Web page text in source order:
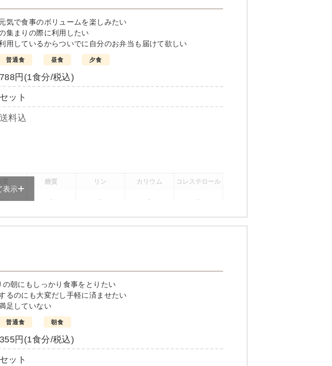
気で食事のボリュームを楽しみたい
集まりの際に利用したい
用しているからついでに自分のお弁当も届けて欲しい
普通食 昼食 夕食
788円(1食分/税込)
セット
送料込
糖質 リン カリウム コレステロール
- - - - -
表示
の朝にもしっかり食事をとりたい
るのにも大変だし手軽に済ませたい
足していない
普通食 朝食
355円(1食分/税込)
セット